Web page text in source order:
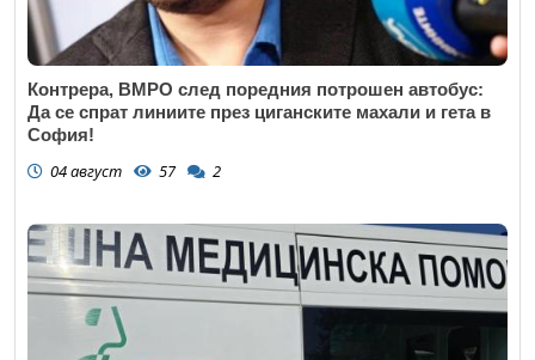
Контрера, ВМРО след поредния потрошен автобус:
Да се спрат линиите през циганските махали и гета в
София!
04 август 57 2